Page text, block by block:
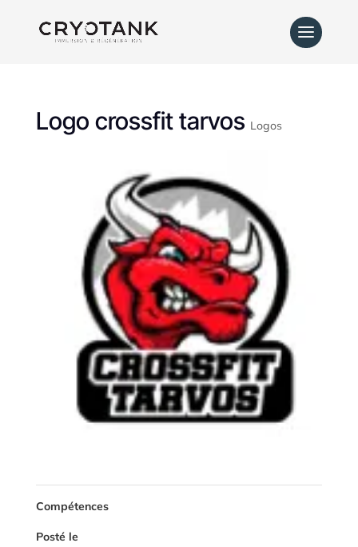
NOUS CONTACTER
Logo crossfit tarvos Logos
Compétences
Posté le